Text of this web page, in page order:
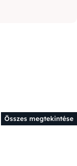
Összes megtekintése